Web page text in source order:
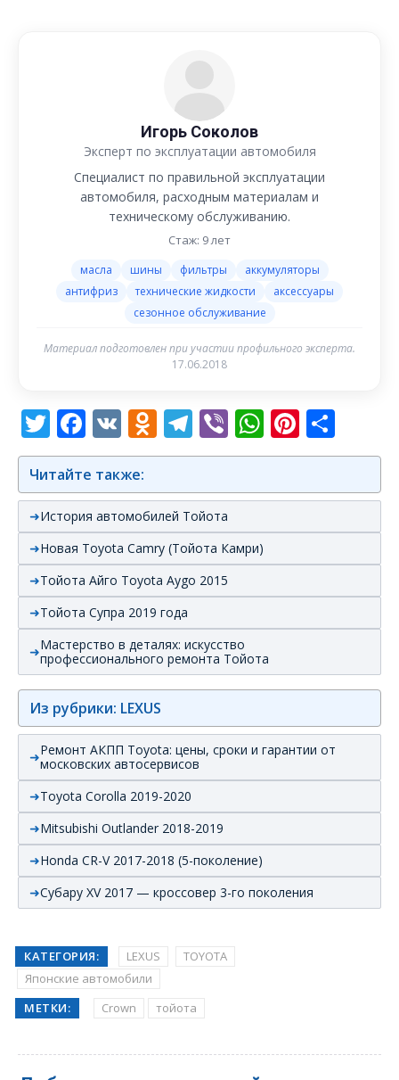
Игорь Соколов
Эксперт по эксплуатации автомобиля
Специалист по правильной эксплуатации
автомобиля, расходным материалам и
техническому обслуживанию.
Стаж: 9 лет
масла шины фильтры
аккумуляторы
антифриз
технические жидкости
аксессуары
сезонное обслуживание
Материал подготовлен при участии профильного эксперта.
17.06.2018
Twitter
Facebook
VK Odnoklassniki
Telegram
Viber
Читайте также:
История автомобилей Тойота
Новая Toyota Camry (Тойота Камри)
Тойота Айго Toyota Aygo 2015
Тойота Супра 2019 года
Мастерство в деталях: искусство
профессионального ремонта Тойота
Из рубрики: LEXUS
Ремонт АКПП Toyota: цены, сроки и гарантии от
московских автосервисов
Toyota Corolla 2019-2020
Mitsubishi Outlander 2018-2019
Honda CR-V 2017-2018 (5-поколение)
Субару XV 2017 — кроссовер 3-го поколения
КАТЕГОРИЯ: LEXUS
TOYOTA
Японские автомобили
МЕТКИ:
Crown тойота